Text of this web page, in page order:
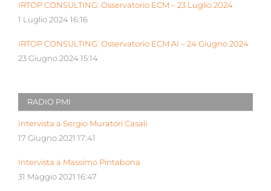
IRTOP CONSULTING: Osservatorio ECM – 23 Luglio 2024
1 Luglio 2024 16:16
IRTOP CONSULTING: Osservatorio ECM AI – 24 Giugno 2024
23 Giugno 2024 15:14
RADIO PMI
Intervista a Sergio Muratori Casali
17 Giugno 2021 17:41
Intervista a Massimo Pintabona
31 Maggio 2021 16:47